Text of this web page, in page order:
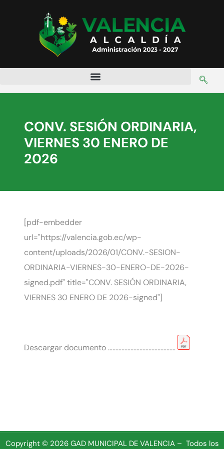
CONV. SESIÓN ORDINARIA,
VIERNES 30 ENERO DE
2026
[pdf-embedder
url="https://valencia.gob.ec/wp-
content/uploads/2026/01/CONV.-SESION-
ORDINARIA-VIERNES-30-ENERO-DE-2026-
signed.pdf" title="CONV. SESIÓN ORDINARIA,
VIERNES 30 ENERO DE 2026-signed"]
Descargar documento ………………………………………
Copyright © 2026 GAD MUNICIPAL DE VALENCIA – Todos los